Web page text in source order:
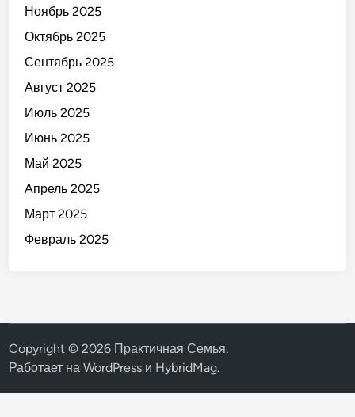
Ноябрь 2025
Октябрь 2025
Сентябрь 2025
Август 2025
Июль 2025
Июнь 2025
Май 2025
Апрель 2025
Март 2025
Февраль 2025
Copyright © 2026 Практичная Семья.
Работает наWordPress и HybridMag.